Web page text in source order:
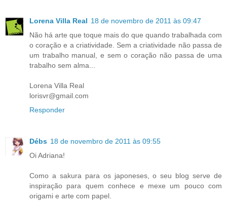
Lorena Villa Real 18 de novembro de 2011 às 09:47
Não há arte que toque mais do que quando trabalhada com
o coração e a criatividade. Sem a criatividade não passa de
um trabalho manual, e sem o coração não passa de uma
trabalho sem alma...
Lorena Villa Real
lorisvr@gmail.com
Responder
Débs 18 de novembro de 2011 às 09:55
Oi Adriana!
Como a sakura para os japoneses, o seu blog serve de
inspiração para quem conhece e mexe um pouco com
origami e arte com papel.